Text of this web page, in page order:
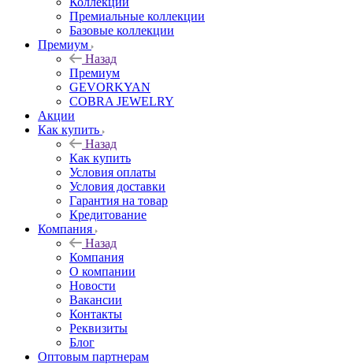
Премиальные коллекции
Базовые коллекции
Премиум
Назад
Премиум
GEVORKYAN
COBRA JEWELRY
Акции
Как купить
Назад
Как купить
Условия оплаты
Условия доставки
Гарантия на товар
Кредитование
Компания
Назад
Компания
О компании
Новости
Вакансии
Контакты
Реквизиты
Блог
Оптовым партнерам